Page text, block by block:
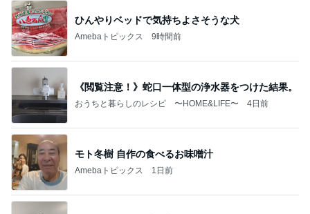
ひんやりベッドで気持ちよさそうな犬
Amebaトピックス 9時間前
《閲覧注意！》蛇口一体型の浄水器をつけた結果。
おうちと暮らしのレシピ 〜HOME&LIFE〜 4日前
モト冬樹 自作の食べるお味噌汁
Amebaトピックス 1日前